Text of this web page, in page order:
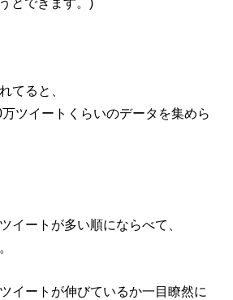
てると、
ツイートくらいのデータを集めら
イートが多い順にならべて、
イートが伸びているか一目瞭然に